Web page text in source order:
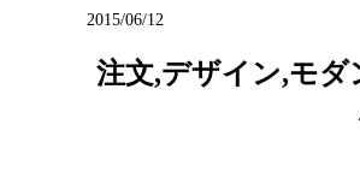
2015/06/12
注文,デザイン,モダ